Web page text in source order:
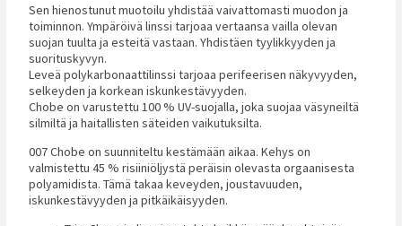
Sen hienostunut muotoilu yhdistää vaivattomasti muodon ja
toiminnon. Ympäröivä linssi tarjoaa vertaansa vailla olevan
suojan tuulta ja esteitä vastaan. Yhdistäen tyylikkyyden ja
suorituskyvyn.
Leveä polykarbonaattilinssi tarjoaa perifeerisen näkyvyyden,
selkeyden ja korkean iskunkestävyyden.
Chobe on varustettu 100 % UV-suojalla, joka suojaa väsyneiltä
silmiltä ja haitallisten säteiden vaikutuksilta.
007 Chobe on suunniteltu kestämään aikaa. Kehys on
valmistettu 45 % risiiniöljystä peräisin olevasta orgaanisesta
polyamidista. Tämä takaa keveyden, joustavuuden,
iskunkestävyyden ja pitkäikäisyyden.